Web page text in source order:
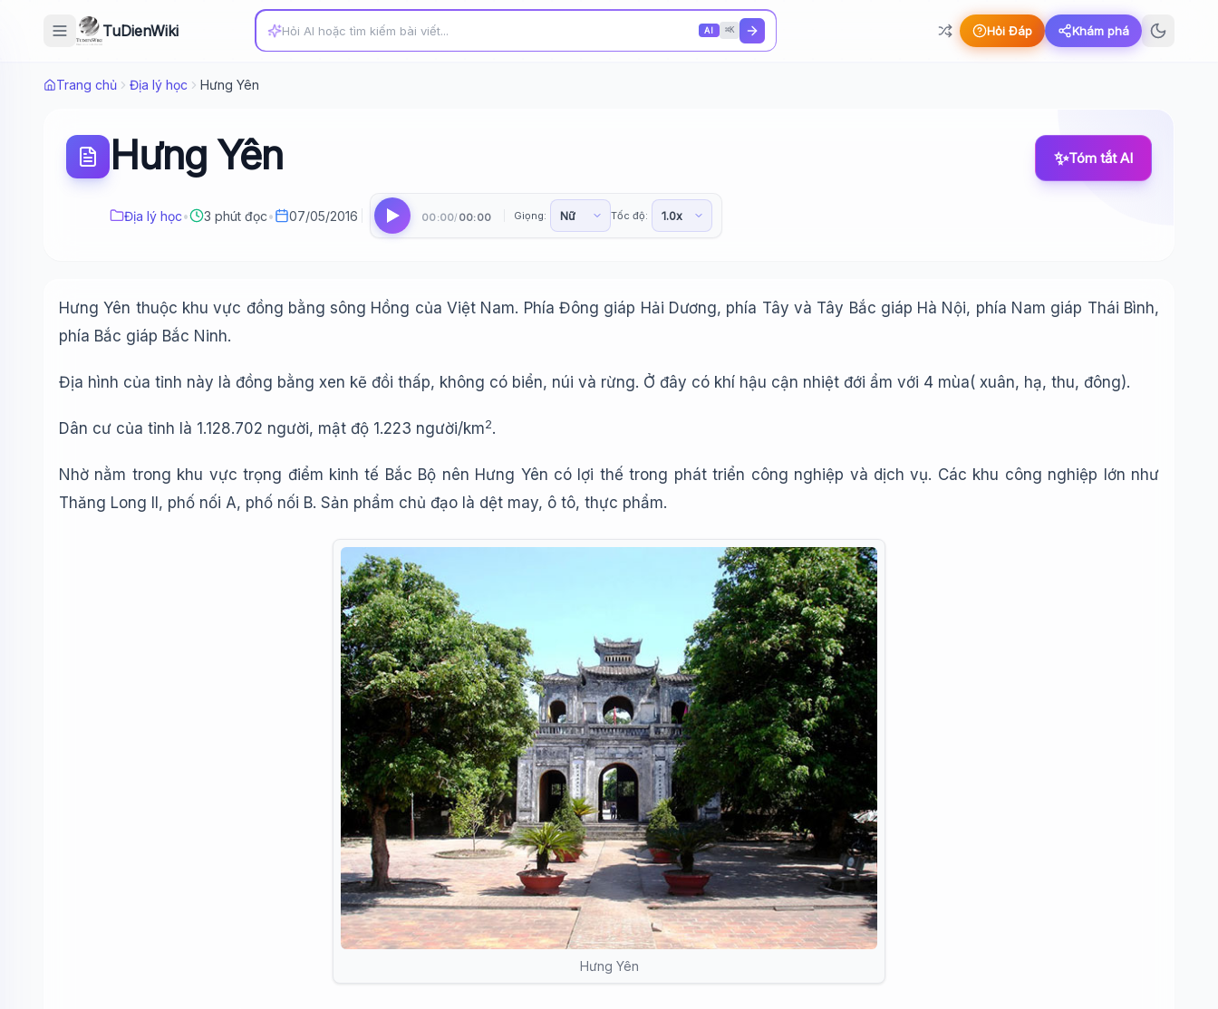
TuDienWiki AI ⌘K Hỏi Đáp Khám phá
Trang chủ Địa lý học Hưng Yên
Hưng Yên
Địa lý học• 3 phút đọc• 07/05/2016 00:00/ 00:00 Giọng: Tốc độ:
✨Tóm tắt AI
Hưng Yên thuộc khu vực đồng bằng sông Hồng của Việt Nam. Phía Đông giáp Hải Dương, phía Tây và Tây Bắc giáp Hà Nội, phía Nam giáp Thái Bình,
phía Bắc giáp Bắc Ninh.
Địa hình của tỉnh này là đồng bằng xen kẽ đồi thấp, không có biển, núi và rừng. Ở đây có khí hậu cận nhiệt đới ẩm với 4 mùa( xuân, hạ, thu, đông).
Dân cư của tỉnh là 1.128.702 người, mật độ 1.223 người/km2.
Nhờ nằm trong khu vực trọng điểm kinh tế Bắc Bộ nên Hưng Yên có lợi thế trong phát triển công nghiệp và dịch vụ. Các khu công nghiệp lớn như
Thăng Long II, phố nối A, phố nối B. Sản phẩm chủ đạo là dệt may, ô tô, thực phẩm.
Hưng Yên